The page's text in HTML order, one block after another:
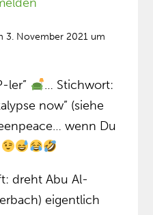
3. November 2021 um
ler”
… Stichwort:
now” (siehe
wenn Du
dreht Abu Al-
eigentlich